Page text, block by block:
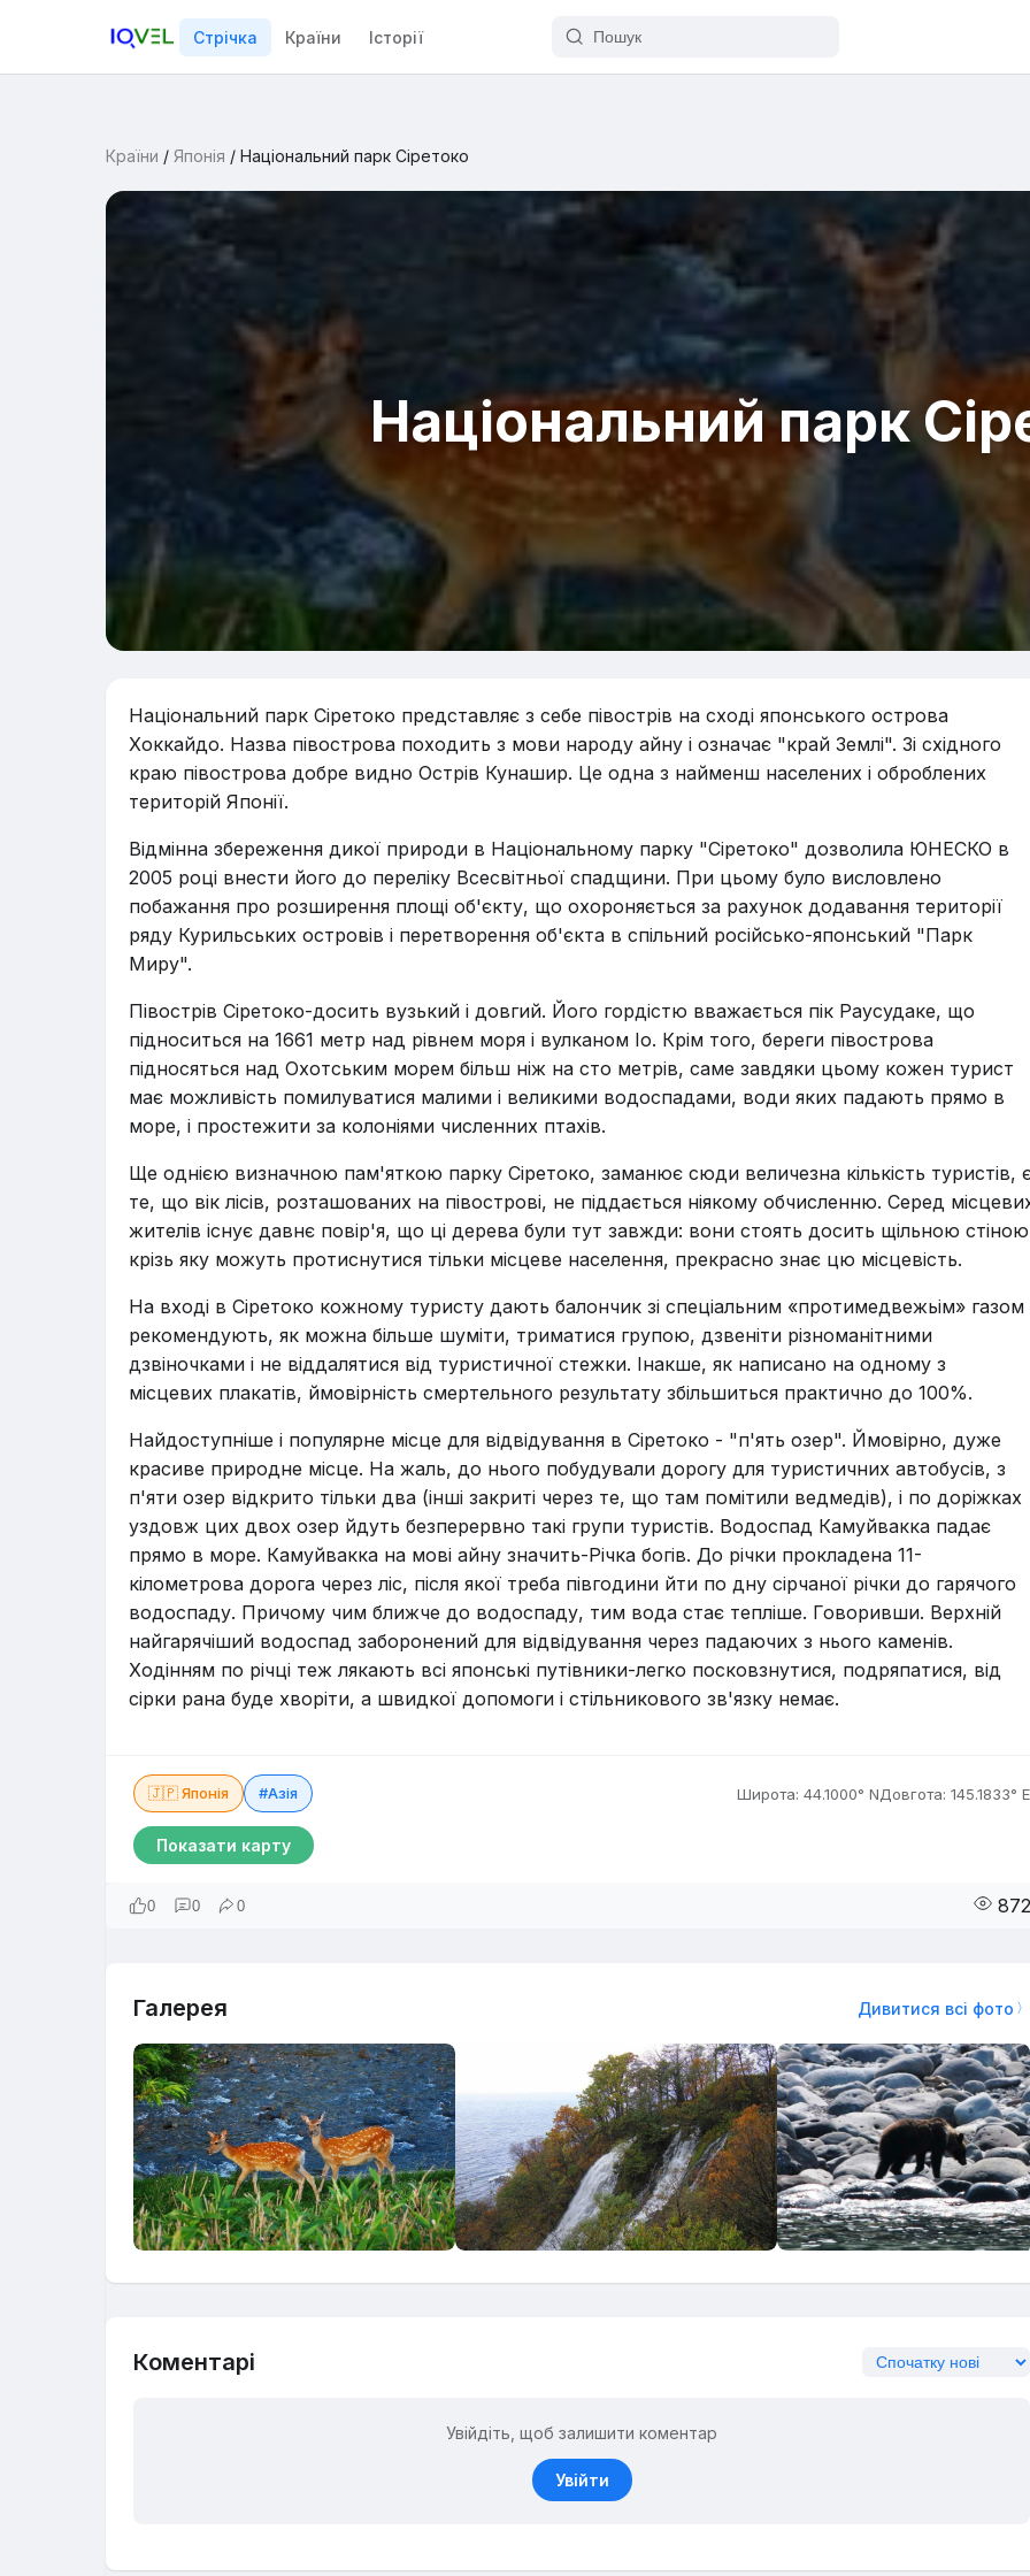
Стрічка Країни Історії
Країни / Японія / Національний парк Сіретоко
Національний парк
Національний парк Сіретоко представляє з себе півострів на сході японського острова
Хоккайдо. Назва півострова походить з мови народу айну і означає "край Землі". Зі східного
краю півострова добре видно Острів Кунашир. Це одна з найменш населених і оброблених
територій Японії.
Відмінна збереження дикої природи в Національному парку "Сіретоко" дозволила ЮНЕСКО в
2005 році внести його до переліку Всесвітньої спадщини. При цьому було висловлено
побажання про розширення площі об'єкту, що охороняється за рахунок додавання території
ряду Курильських островів і перетворення об'єкта в спільний російсько-японський "Парк
Миру".
Півострів Сіретоко-досить вузький і довгий. Його гордістю вважається пік Раусудаке, що
підноситься на 1661 метр над рівнем моря і вулканом Іо. Крім того, береги півострова
підносяться над Охотським морем більш ніж на сто метрів, саме завдяки цьому кожен турист
має можливість помилуватися малими і великими водоспадами, води яких падають прямо в
море, і простежити за колоніями численних птахів.
Ще однією визначною пам'яткою парку Сіретоко, заманює сюди величезна кількість туристів,
те, що вік лісів, розташованих на півострові, не піддається ніякому обчисленню. Серед
жителів існує давнє повір'я, що ці дерева були тут завжди: вони стоять досить щільною
крізь яку можуть протиснутися тільки місцеве населення, прекрасно знає цю місцевість.
На вході в Сіретоко кожному туристу дають балончик зі спеціальним «протимедвежьім» газом
рекомендують, як можна більше шуміти, триматися групою, дзвеніти різноманітними
дзвіночками і не віддалятися від туристичної стежки. Інакше, як написано на одному з
місцевих плакатів, ймовірність смертельного результату збільшиться практично до 100%.
Найдоступніше і популярне місце для відвідування в Сіретоко - "п'ять озер". Ймовірно, дуже
красиве природне місце. На жаль, до нього побудували дорогу для туристичних автобусів, з
п'яти озер відкрито тільки два (інші закриті через те, що там помітили ведмедів), і по доріжках
уздовж цих двох озер йдуть безперервно такі групи туристів. Водоспад Камуйвакка падає
прямо в море. Камуйвакка на мові айну значить-Річка богів. До річки прокладена 11-
кілометрова дорога через ліс, після якої треба півгодини йти по дну сірчаної річки до гарячого
водоспаду. Причому чим ближче до водоспаду, тим вода стає тепліше. Говоривши. Верхній
найгарячіший водоспад заборонений для відвідування через падаючих з нього каменів.
Ходінням по річці теж лякають всі японські путівники-легко посковзнутися, подряпатися, від
сірки рана буде хворіти, а швидкої допомоги і стільникового зв'язку немає.
🇯🇵 Японія #Азія Широта: 44.1000° NДовгота: 145.1833° E
Показати карту
0 0 0
Галерея Дивитися всі фото
Коментарі
Увійдіть, щоб залишити коментар
Увійти